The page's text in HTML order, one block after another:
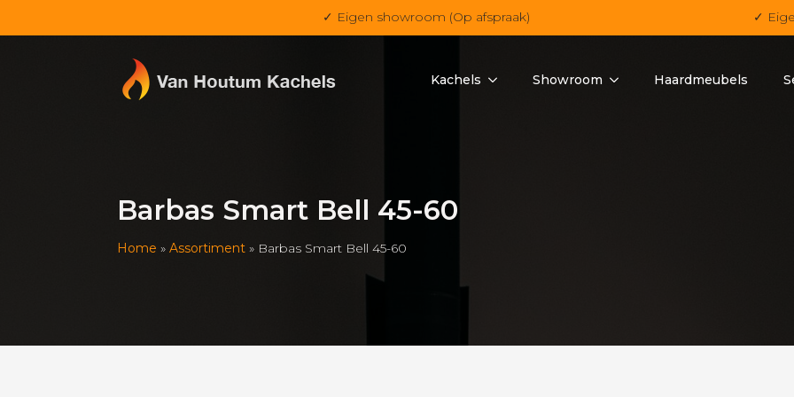
✓ Eigen showroom (Op afspraak) ✓
Kachels Showroom Haardmeubels
Barbas Smart Bell 45-60
Home » Assortiment » Barbas Smart Bell 45-60